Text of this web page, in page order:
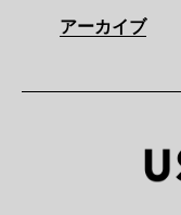
アーカイブ